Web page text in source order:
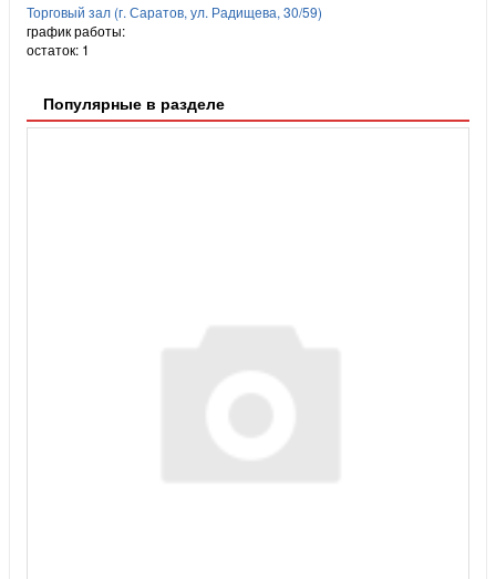
Торговый зал (г. Саратов, ул. Радищева, 30/59)
график работы:
остаток: 1
Популярные в разделе